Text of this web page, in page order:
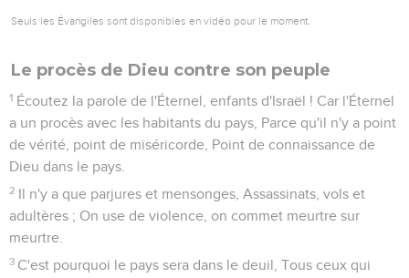
Seuls les Évangiles sont disponibles en vidéo pour le moment.
Le procès de Dieu contre son peuple
1 Écoutez la parole de l'Éternel, enfants d'Israël ! Car l'Éternel
a un procès avec les habitants du pays, Parce qu'il n'y a point
de vérité, point de miséricorde, Point de connaissance de
Dieu dans le pays.
2 Il n'y a que parjures et mensonges, Assassinats, vols et
adultères ; On use de violence, on commet meurtre sur
meurtre.
3 C'est pourquoi le pays sera dans le deuil, Tous ceux qui